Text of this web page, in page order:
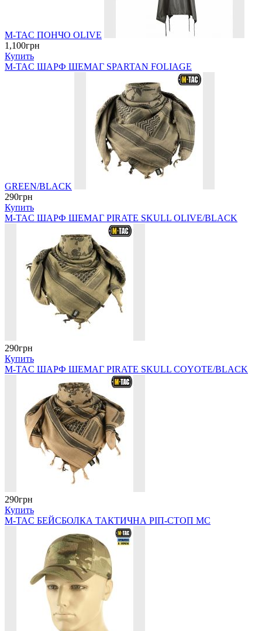
M-TAC ПОНЧО OLIVE
1,100грн
Купить
M-TAC ШАРФ ШЕМАГ SPARTAN FOLIAGE
GREEN/BLACK
290грн
Купить
M-TAC ШАРФ ШЕМАГ PIRATE SKULL OLIVE/BLACK
290грн
Купить
M-TAC ШАРФ ШЕМАГ PIRATE SKULL COYOTE/BLACK
290грн
Купить
M-TAC БЕЙСБОЛКА ТАКТИЧНА РІП-СТОП MC